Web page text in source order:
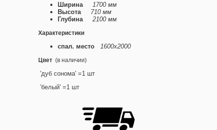
Ширина
1700 мм
Высота
710 мм
Глубина
2100 мм
Характеристики
спал. место 1600х2000
Цвет (в наличии)
'дуб сонома' =1 шт
'белый' =1 шт